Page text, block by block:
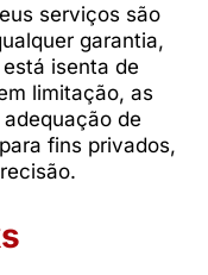
serviços são
garantia,
isenta de
limitação, as
de
fins privados,